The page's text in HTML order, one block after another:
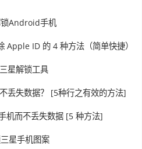
Android手机
Apple ID 的 4 种方法（简单快捷）
星解锁工具
丢失数据？ [5种行之有效的方法]
机而不丢失数据 [5 种方法]
星手机图案